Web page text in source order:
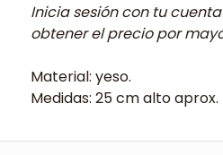
Inicia sesión con tu
obtener el precio por
Material: yeso.
Medidas: 25 cm alto aprox.